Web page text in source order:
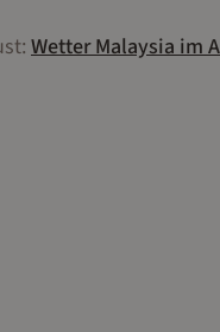
: WetterMalaysiaim